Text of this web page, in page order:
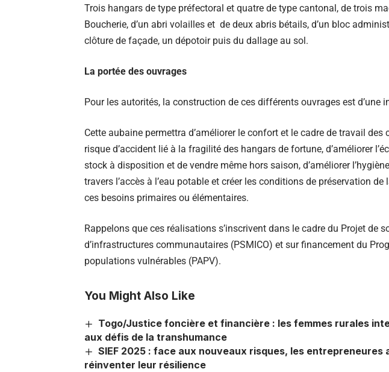
Trois hangars de type préfectoral et quatre de type cantonal, de trois
Boucherie, d’un abri volailles et de deux abris bétails, d’un bloc
clôture de façade, un dépotoir puis du dallage au sol.
La portée des ouvrages
Pour les autorités, la construction de ces différents ouvrages est d’une
Cette aubaine permettra d’améliorer le confort et le cadre de travail
risque d’accident lié à la fragilité des hangars de fortune, d’améliorer
stock à disposition et de vendre même hors saison, d’améliorer
travers l’accès à l’eau potable et créer les conditions de préservation de
ces besoins primaires ou élémentaires.
Rappelons que ces réalisations s’inscrivent dans le cadre du Projet de
d’infrastructures communautaires (PSMICO) et sur financement du
populations vulnérables (PAPV).
You Might Also Like
Togo/Justice foncière et financière : les femmes rurales
aux défis de la transhumance
SIEF 2025 : face aux nouveaux risques, les entrepreneures
réinventer leur résilience